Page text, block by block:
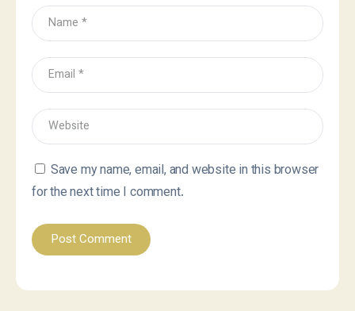
Save my name, email, and website in this browser
for the next time I comment.